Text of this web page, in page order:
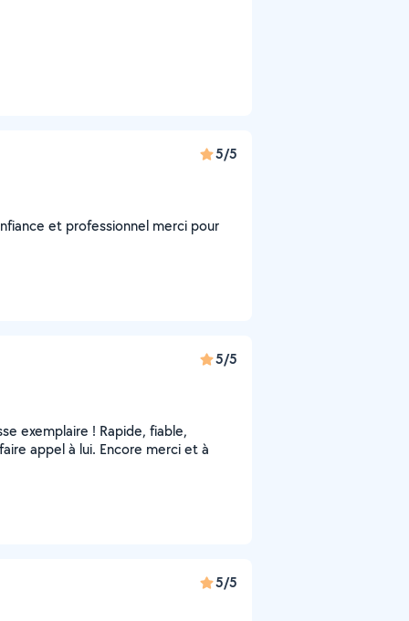
5/5
et professionnel merci pour
5/5
exemplaire ! Rapide, fiable,
appel à lui. Encore merci et à
5/5